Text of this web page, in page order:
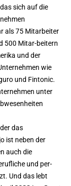
sich auf die
als 75 Mitarbeiter
500 Mitar-beitern
und der
wie
und Fintonic.
unter
das
ist neben der
auch die
und per-
Und das lebt